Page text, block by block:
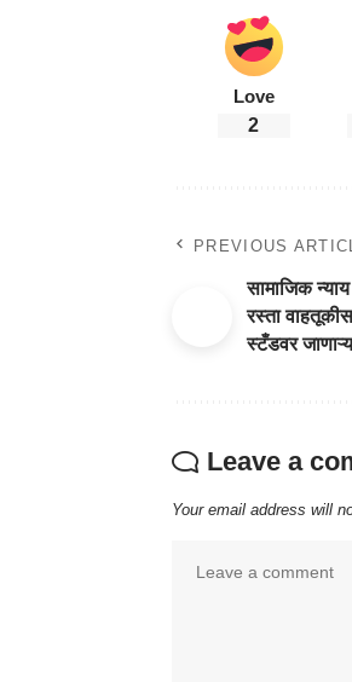
Love
2
PREVIOUS
सामाजिक
रस्ता वाहतूकीस
स्टँडवर
Leave a
Your email address will